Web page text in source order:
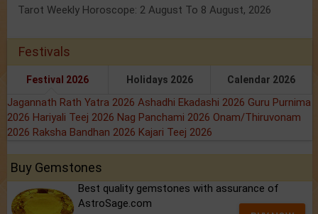
Tarot Weekly Horoscope: 2 August To 8 August, 2026
Festivals
Festival 2026 Holidays 2026 Calendar 2026
Jagannath Rath Yatra 2026 Ashadhi Ekadashi 2026 Guru Purnima
2026 Hariyali Teej 2026 Nag Panchami 2026 Onam/Thiruvonam
2026 Raksha Bandhan 2026 Kajari Teej 2026
Buy Gemstones
Best quality gemstones with assurance of
AstroSage.com